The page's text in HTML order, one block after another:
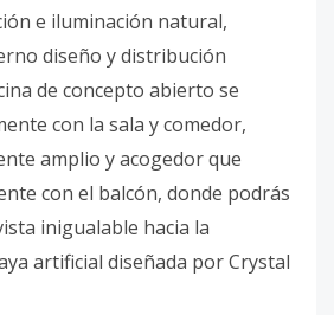
e iluminación natural,
diseño y distribución
de concepto abierto se
con la sala y comedor,
amplio y acogedor que
con el balcón, donde podrás
inigualable hacia la
artificial diseñada por Crystal